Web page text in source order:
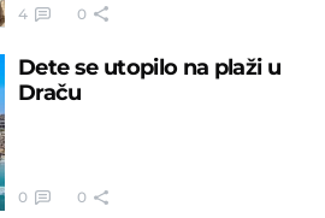
4 0
Dete se utopilo na plaži u
Draču
0 0